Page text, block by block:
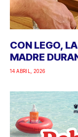
CON LEGO,
MADRE
14 ABRIL, 2026